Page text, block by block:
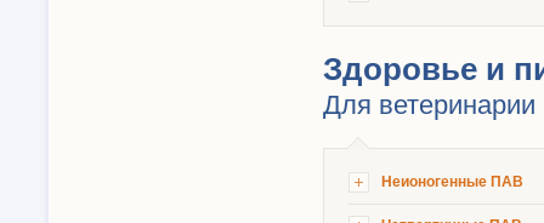
Здоровье и
Для
Неионогенные ПАВ